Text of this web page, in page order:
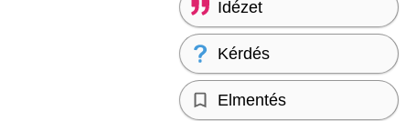
Idézet
Kérdés
Elmentés